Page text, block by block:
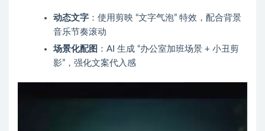
动态文字 ：使用剪映 “文字气泡” 特效，配合背景
音乐节奏滚动
场景化配图 ：AI 生成 “办公室加班场景 + 小丑剪
影”，强化文案代入感